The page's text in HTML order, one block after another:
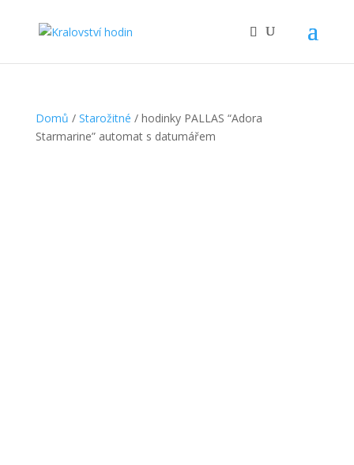
Domů / Starožitné / hodinky PALLAS “Adora
Starmarine” automat s datumářem